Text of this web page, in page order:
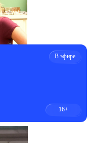
В эфире
16+